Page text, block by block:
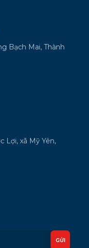
Bạch Mai, Thành
Lợi, xã Mỹ Yên,
GỬI